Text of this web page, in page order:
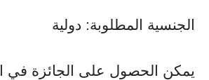
الجنسية المطلوبة: دولية
يمكن الحصول على الجائزة في